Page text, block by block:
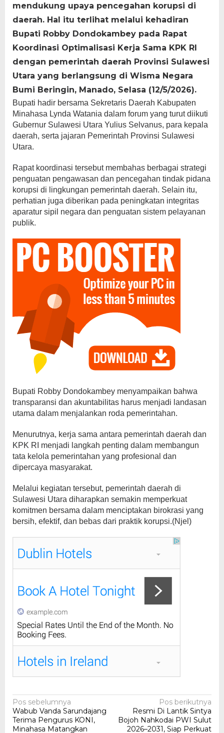
mendukung upaya pencegahan korupsi di
daerah. Hal itu terlihat melalui kehadiran
Bupati Robby Dondokambey pada Rapat
Koordinasi Optimalisasi Kerja Sama KPK RI
dengan pemerintah daerah Provinsi Sulawesi
Utara yang berlangsung di Wisma Negara
Bumi Beringin, Manado, Selasa (12/5/2026).
Bupati hadir bersama Sekretaris Daerah Kabupaten
Minahasa Lynda Watania dalam forum yang turut diikuti
Gubernur Sulawesi Utara Yulius Selvanus, para kepala
daerah, serta jajaran Pemerintah Provinsi Sulawesi
Utara.
Rapat koordinasi tersebut membahas berbagai strategi
penguatan pengawasan dan pencegahan tindak pidana
korupsi di lingkungan pemerintah daerah. Selain itu,
perhatian juga diberikan pada peningkatan integritas
aparatur sipil negara dan penguatan sistem pelayanan
publik.
Bupati Robby Dondokambey menyampaikan bahwa
transparansi dan akuntabilitas harus menjadi landasan
utama dalam menjalankan roda pemerintahan.
Menurutnya, kerja sama antara pemerintah daerah dan
KPK RI menjadi langkah penting dalam membangun
tata kelola pemerintahan yang profesional dan
dipercaya masyarakat.
Melalui kegiatan tersebut, pemerintah daerah di
Sulawesi Utara diharapkan semakin memperkuat
komitmen bersama dalam menciptakan birokrasi yang
bersih, efektif, dan bebas dari praktik korupsi.(Njel)
Navigasi
pos
Pos sebelumnya
Wabub Vanda Sarundajang
Terima Pengurus KONI,
Minahasa Matangkan
Pos berikutnya
Resmi Di Lantik Sintya
Bojoh Nahkodai PWI Sulut
2026–2031, Siap Perkuat